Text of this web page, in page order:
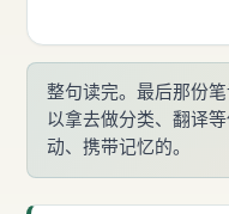
整句读完。最后那份
以拿去做分类、翻译
动、携带记忆的。